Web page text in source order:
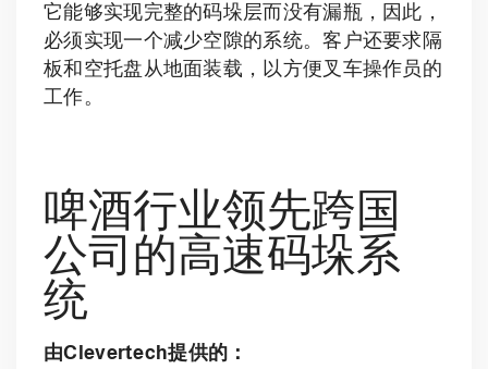
它能够实现完整的码垛层而没有漏瓶，因此，
必须实现一个减少空隙的系统。客户还要求隔
板和空托盘从地面装载，以方便叉车操作员的
工作。
啤酒行业领先跨国
公司的高速码垛系
统
由Clevertech提供的：